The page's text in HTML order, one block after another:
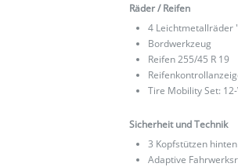
Räder / Reifen
4 Leichtmetallräder
Bordwerkzeug
Reifen 255/45 R 19
Tire Mobility Set:
Sicherheit und Technik
3 Kopfstützen hinten
Adaptive